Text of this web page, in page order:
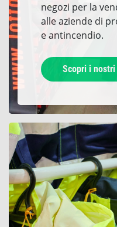
negozi per la
alle aziende di
e antincendio.
Scopri i